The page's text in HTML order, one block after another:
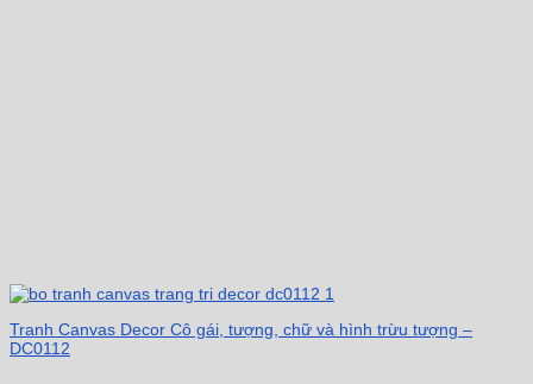
Tranh Canvas Decor Cô gái, tượng, chữ và hình trừu tượng –
DC0112